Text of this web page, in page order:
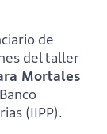
de
del taller
Mortales
(IIPP).